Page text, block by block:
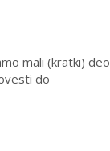
mali (kratki) deo
do